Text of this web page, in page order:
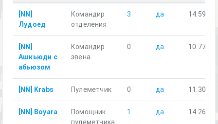
[NN]
Лудоед
Командир
отделения
3 да 14.59
[NN]
Ашкьюди с
абьюзом
Командир
звена
0 да 10.77
[NN] Krabs Пулеметчик 0 да 11.30
[NN] Boyara
Помощник
пулеметчика
1 да 14.26